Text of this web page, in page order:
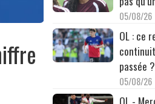
05/08/26
OL : ce
passée ?
05/08/26